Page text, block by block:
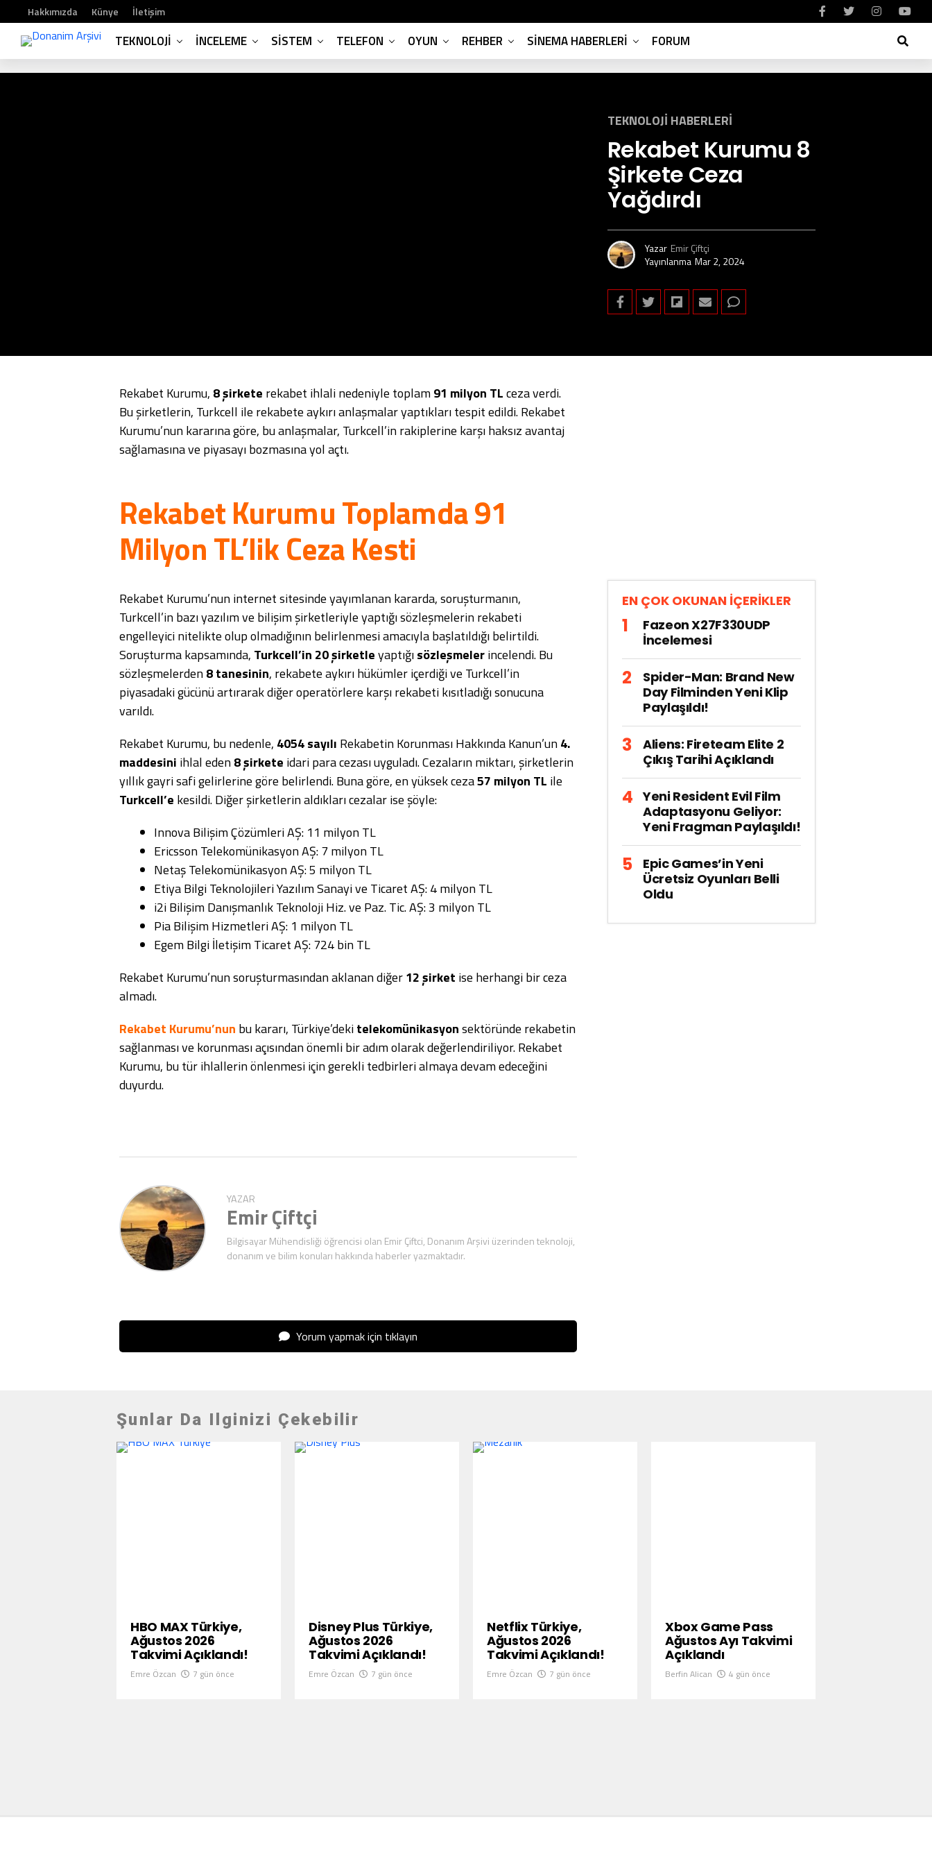
Hakkımızda Künye İletişim
TEKNOLOJI İNCELEME SISTEM TELEFON OYUN REHBER SINEMA HABERLERI FORUM
TEKNOLOJI HABERLERI
Rekabet Kurumu 8
Şirkete Ceza
Yağdırdı
Yazar Emir Çiftçi
Yayınlanma Mar 2, 2024
Rekabet Kurumu, 8 şirkete rekabet ihlali nedeniyle toplam91 milyon TLceza verdi.
Bu şirketlerin, Turkcell ile rekabete aykırı anlaşmalar yaptıkları tespit edildi. Rekabet
Kurumu’nun kararına göre, bu anlaşmalar, Turkcell’in rakiplerine karşı haksız avantaj
sağlamasına ve piyasayı bozmasına yol açtı.
Rekabet Kurumu Toplamda 91
Milyon TL’lik Ceza Kesti
Rekabet Kurumu’nun internet sitesinde yayımlanan kararda, soruşturmanın,
Turkcell’in bazı yazılım ve bilişim şirketleriyle yaptığı sözleşmelerin rekabeti
engelleyici nitelikte olup olmadığının belirlenmesi amacıyla başlatıldığı belirtildi.
Soruşturma kapsamında, Turkcell’in 20 şirketleyaptığısözleşmelerincelendi. Bu
sözleşmelerden8 tanesinin, rekabete aykırı hükümler içerdiği ve Turkcell’in
piyasadaki gücünü artırarak diğer operatörlere karşı rekabeti kısıtladığı sonucuna
varıldı.
Rekabet Kurumu, bu nedenle, 4054 sayılı Rekabetin Korunması Hakkında Kanun’un4.
maddesini ihlal eden8 şirkete idari para cezası uyguladı. Cezaların miktarı, şirketlerin
yıllık gayri safi gelirlerine göre belirlendi. Buna göre, en yüksek ceza57 milyon TL ile
Turkcell’e kesildi. Diğer şirketlerin aldıkları cezalar ise şöyle:
Innova Bilişim Çözümleri AŞ: 11 milyon TL
Ericsson Telekomünikasyon AŞ: 7 milyon TL
Netaş Telekomünikasyon AŞ: 5 milyon TL
Etiya Bilgi Teknolojileri Yazılım Sanayi ve Ticaret AŞ: 4 milyon TL
i2i Bilişim Danışmanlık Teknoloji Hiz. ve Paz. Tic. AŞ: 3 milyon TL
Pia Bilişim Hizmetleri AŞ: 1 milyon TL
Egem Bilgi İletişim Ticaret AŞ: 724 bin TL
Rekabet Kurumu’nun soruşturmasından aklanan diğer12 şirket ise herhangi bir ceza
almadı.
Rekabet Kurumu’nun bu kararı, Türkiye’dekitelekomünikasyonsektöründe rekabetin
sağlanması ve korunması açısından önemli bir adım olarak değerlendiriliyor. Rekabet
Kurumu, bu tür ihlallerin önlenmesi için gerekli tedbirleri almaya devam edeceğini
duyurdu.
YAZAR
Emir Çiftçi
Bilgisayar Mühendisliği öğrencisi olan Emir Çiftci, Donanım Arşivi üzerinden teknoloji,
donanım ve bilim konuları hakkında haberler yazmaktadır.
Yorum yapmak için tıklayın
EN ÇOK OKUNAN İÇERİKLER
Fazeon X27F330UDP
İncelemesi
Spider-Man: Brand New
Day Filminden Yeni Klip
Paylaşıldı!
Aliens: Fireteam Elite 2
Çıkış Tarihi Açıklandı
Yeni Resident Evil Film
Adaptasyonu Geliyor:
Yeni Fragman Paylaşıldı!
Epic Games’in Yeni
Ücretsiz Oyunları Belli
Oldu
Şunlar Da Ilginizi Çekebilir
HBO MAX Türkiye,
Ağustos 2026
Takvimi Açıklandı!
Emre Özcan 7 gün önce
Disney Plus Türkiye,
Ağustos 2026
Takvimi Açıklandı!
Emre Özcan 7 gün önce
Netflix Türkiye,
Ağustos 2026
Takvimi Açıklandı!
Emre Özcan 7 gün önce
Xbox Game Pass
Ağustos Ayı Takvimi
Açıklandı
Berfin Alican 4 gün önce